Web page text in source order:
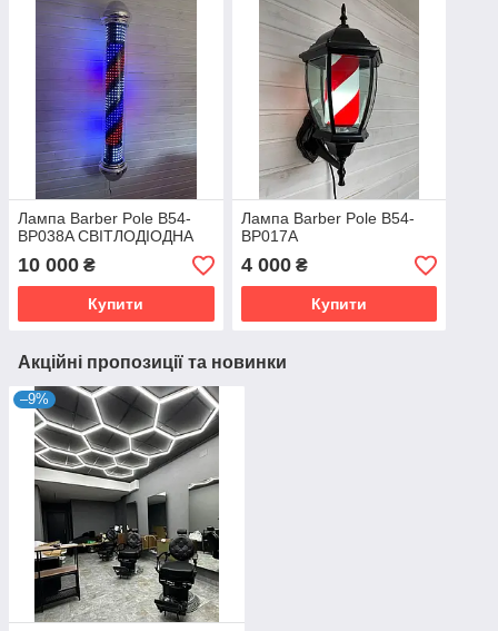
Лампа Barber Pole B54-
BP038A СВІТЛОДІОДНА
10 000 ₴
Купити
Лампа Barber Pole B54-
BP017A
4 000₴
Купити
Акційні пропозиції та новинки
–9%